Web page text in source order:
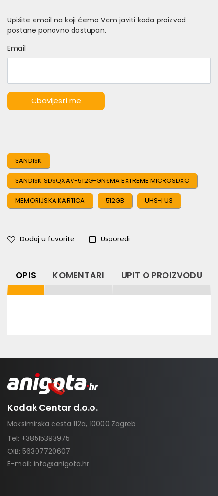
Upišite email na koji ćemo Vam javiti kada proizvod
postane ponovno dostupan.
Email
Obavijesti me
SANDISK
SANDISK SDSQXAV-512G-GN6MA EXTREME MICROSDXC
MEMORIJSKA KARTICA 512GB UHS-I U3
Dodaj u favorite Usporedi
OPIS KOMENTARI UPIT O PROIZVODU
Kodak Centar d.o.o.
Maksimirska cesta 112a, 10000 Zagreb
Tel: +38515393975
OIB: 56307720607
E-mail: info@anigota.hr